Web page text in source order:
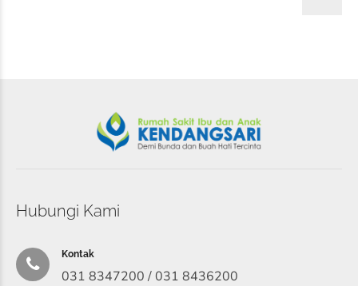
Hubungi Kami
Kontak
031 8347200 / 031 8436200